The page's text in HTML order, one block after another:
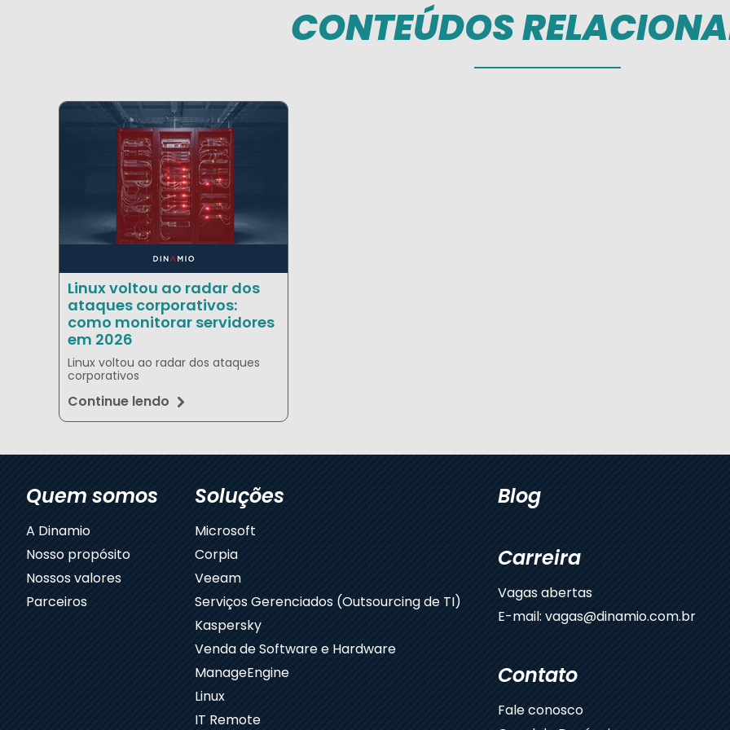
CONTEÚDOS
Linux voltou ao radar dos
ataques corporativos:
como monitorar servidores
em 2026
Linux voltou ao radar dos ataques
corporativos
Continue lendo
Quem somos
A Dinamio
Nosso propósito
Nossos valores
Parceiros
Soluções
Microsoft
Corpia
Veeam
Serviços Gerenciados (Outsourcing de TI)
Kaspersky
Venda de Software e Hardware
ManageEngine
Linux
IT Remote
Blog
Carreira
Vagas abertas
E-mail: vagas@dinamio.com.br
Contato
Fale conosco